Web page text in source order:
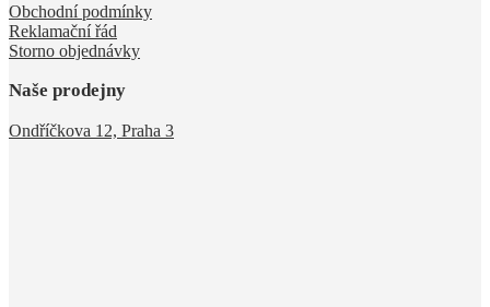
Obchodní podmínky
Reklamační řád
Storno objednávky
Naše prodejny
Ondříčkova 12, Praha 3